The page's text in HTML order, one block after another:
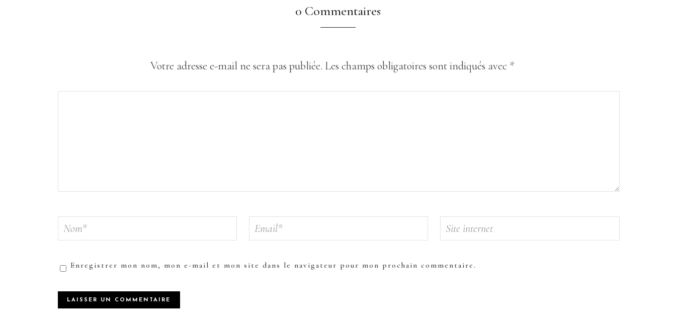
0 Commentaires
Votre adresse e-mail ne sera pas publiée. Les champs obligatoires sont indiqués avec *
Enregistrer mon nom, mon e-mail et mon site dans le navigateur pour mon prochain commentaire.